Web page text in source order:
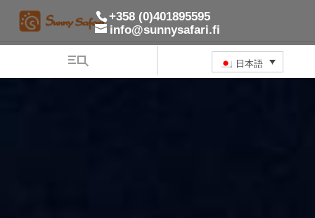
+358 (0)401895595
info@sunnysafari.fi
日本語